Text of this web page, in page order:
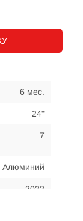
6 мес.
24"
7
Алюминий
2022